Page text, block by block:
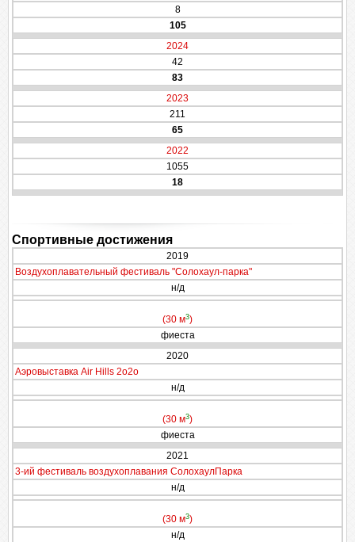
8
105
2024
42
83
2023
211
65
2022
1055
18
Спортивные достижения
2019
Воздухоплавательный фестиваль "Солохаул-парка"
н/д
(30 м3)
фиеста
2020
Аэровыставка Air Hills 2о2о
н/д
(30 м3)
фиеста
2021
3-ий фестиваль воздухоплавания СолохаулПарка
н/д
(30 м3)
н/д